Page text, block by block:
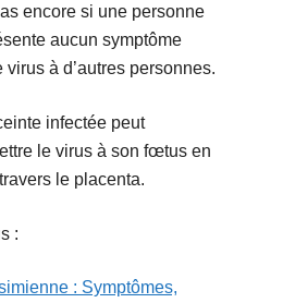
encore si une personne
aucun symptôme
virus à d’autres personnes.
infectée peut
le virus à son fœtus en
le placenta.
:
: Symptômes,